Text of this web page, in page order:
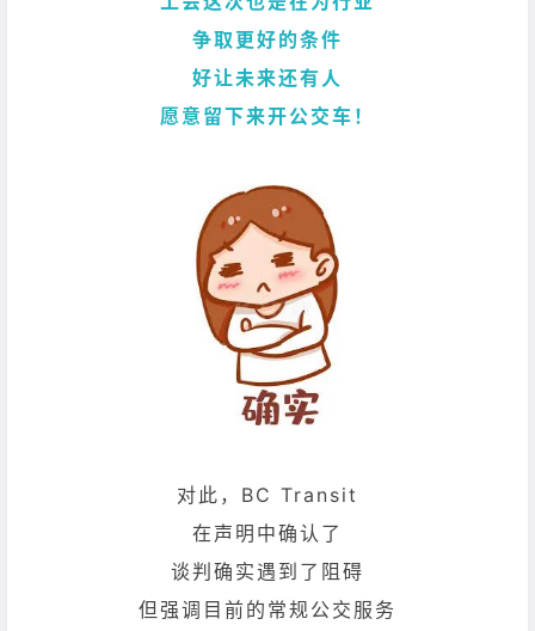
争取更好的条件
好让未来还有人
愿意留下来开公交车！
对此，BC Transit
在声明中确认了
谈判确实遇到了阻碍
但强调目前的常规公交服务